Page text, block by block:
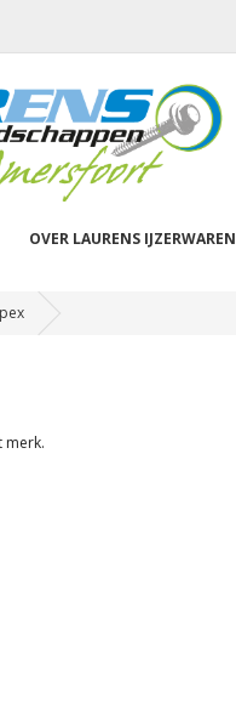
OVER LAURENS IJZERWAREN
merk.